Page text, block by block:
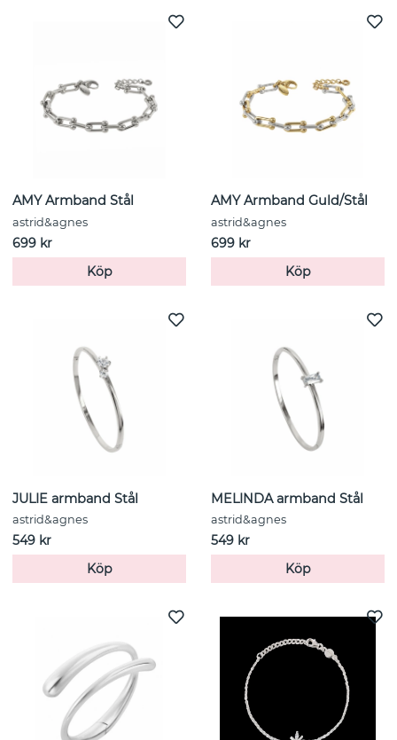
AMY Armband Stål
astrid&agnes
699 kr
Köp
AMY Armband Guld/Stål
astrid&agnes
699 kr
Köp
JULIE armband Stål
astrid&agnes
549 kr
Köp
MELINDA armband Stål
astrid&agnes
549 kr
Köp